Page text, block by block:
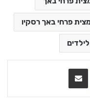
פרחי באך רסקיו
VKontakte